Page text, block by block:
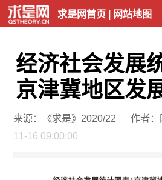
求是网首页| 网站地图
经济社会发展
京津冀地区发
来源：《求是》2020/22 作者：
11-16 09:00:00